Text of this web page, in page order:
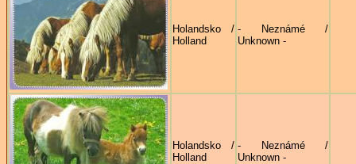
Holandsko /
Holland
- Neznámé /
Unknown -
Holandsko /
Holland
- Neznámé /
Unknown -